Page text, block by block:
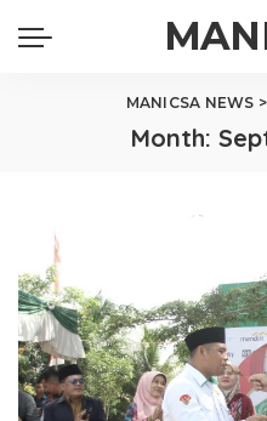
MANICSA NEWS >
Month: